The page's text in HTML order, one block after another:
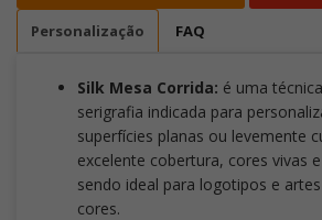
Personalização FAQ
Silk Mesa Corrida: é uma
serigrafia indicada para
superfícies planas ou levemente
excelente cobertura, cores vivas
sendo ideal para logotipos e
cores.